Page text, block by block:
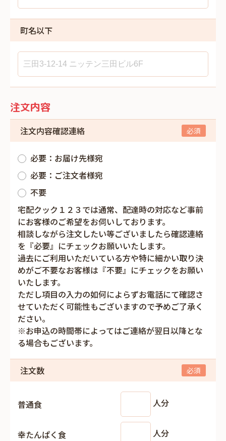
町名以下
注文内容
注文内容確認連絡
必要：お届け先様宛
必要：ご注文者様宛
不要
宅配クック１２３では通常、配達時の対応など事前
にお客様のご希望をお伺いしております。
相談しながら注文したい等ございましたら確認連絡
を『必要』にチェックお願いいたします。
過去にご利用いただいている方や特に細かい取り決
めがご不要なお客様は『不要』にチェックをお願い
いたします。
ただし項目の入力の如何によらずお電話にて確認さ
せていただく可能性もございますので予めご了承く
ださい。
※お申込の時間帯によってはご連絡が翌日以降とな
る場合もございます。
注文数
普通食 人分
幸たんぱく食 人分